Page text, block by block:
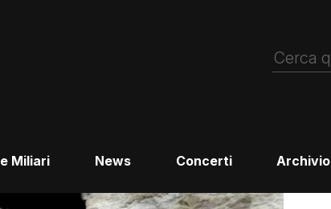
Miliari News Concerti Archivio